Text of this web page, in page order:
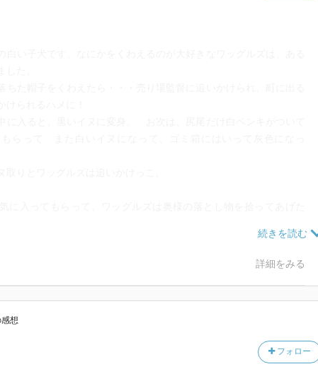
かけられません。イヌ取りも、いろいろ変身していたワッフルズを
すしね。
の追いかけっこが楽しいお話。アニメ的な展開でいい。。
詳細をみる
想
フォロー